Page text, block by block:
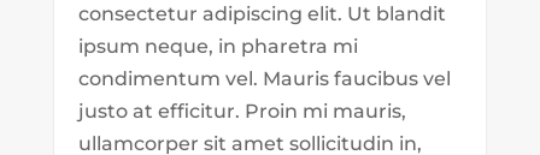
consectetur adipiscing elit. Ut blandit
ipsum neque, in pharetra mi
condimentum vel. Mauris faucibus vel
justo at efficitur. Proin mi mauris,
ullamcorper sit amet sollicitudin in,